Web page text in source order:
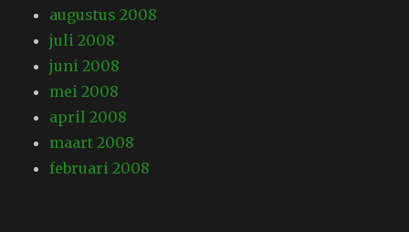
augustus 2008
juli 2008
juni 2008
mei 2008
april 2008
maart 2008
februari 2008